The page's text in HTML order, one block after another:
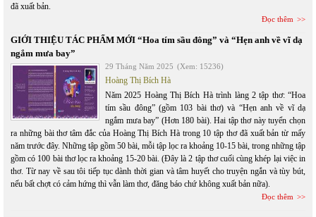
đã xuất bản.
Đọc thêm
GIỚI THIỆU TÁC PHẨM MỚI “Hoa tím sầu đông” và “Hẹn anh về vĩ dạ
ngắm mưa bay”
29 Tháng Năm 2025 (Xem: 15236)
Hoàng Thị Bích Hà
Năm 2025 Hoàng Thị Bích Hà trình làng 2 tập thơ: “Hoa
tím sầu đông” (gồm 103 bài thơ) và “Hẹn anh về vĩ dạ
ngắm mưa bay” (Hơn 180 bài). Hai tập thơ này tuyển chọn
ra những bài thơ tâm đắc của Hoàng Thị Bích Hà trong 10 tập thơ đã xuất bản từ mấy
năm trước đây. Những tập gồm 50 bài, mỗi tập lọc ra khoảng 10-15 bài, trong những tập
gồm có 100 bài thơ lọc ra khoảng 15-20 bài. (Đây là 2 tập thơ cuối cùng khép lại việc in
thơ. Từ nay về sau tôi tiếp tục dành thời gian và tâm huyết cho truyện ngắn và tùy bút,
nếu bất chợt có cảm hứng thì vẫn làm thơ, đăng báo chứ không xuất bản nữa).
Đọc thêm